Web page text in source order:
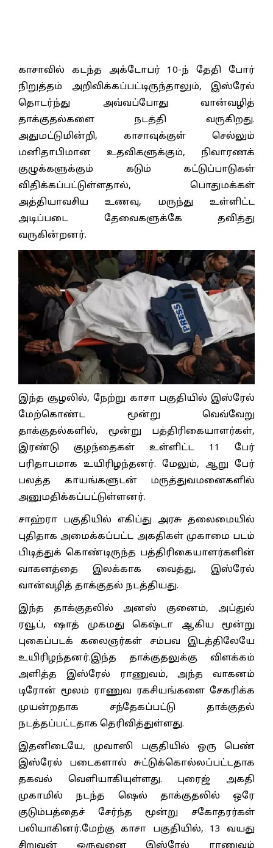
காசாவில் கடந்த அக்டோபர் 10-ந் தேதி போர்
நிறுத்தம் அறிவிக்கப்பட்டிருந்தாலும், இஸ்ரேல்
தொடர்ந்து அவ்வப்போது வான்வழித்
தாக்குதல்களை நடத்தி வருகிறது.
அதுமட்டுமின்றி, காசாவுக்குள் செல்லும்
மனிதாபிமான உதவிகளுக்கும், நிவாரணக்
குழுக்களுக்கும் கடும் கட்டுப்பாடுகள்
விதிக்கப்பட்டுள்ளதால், பொதுமக்கள்
அத்தியாவசிய உணவு, மருந்து உள்ளிட்ட
அடிப்படை தேவைகளுக்கே தவித்து
வருகின்றனர்.
இந்த சூழலில், நேற்று காசா பகுதியில் இஸ்ரேல்
மேற்கொண்ட மூன்று வெவ்வேறு
தாக்குதல்களில், மூன்று பத்திரிகையாளர்கள்,
இரண்டு குழந்தைகள் உள்ளிட்ட 11 பேர்
பரிதாபமாக உயிரிழந்தனர். மேலும், ஆறு பேர்
பலத்த காயங்களுடன் மருத்துவமனைகளில்
அனுமதிக்கப்பட்டுள்ளனர்.
சாஹ்ரா பகுதியில் எகிப்து அரசு தலைமையில்
புதிதாக அமைக்கப்பட்ட அகதிகள் முகாமை படம்
பிடித்துக் கொண்டிருந்த பத்திரிகையாளர்களின்
வாகனத்தை இலக்காக வைத்து, இஸ்ரேல்
வான்வழித் தாக்குதல் நடத்தியது.
இந்த தாக்குதலில் அனஸ் குனைம், அப்துல்
ரவூப், ஷாத் முகமது கெஷ்டா ஆகிய மூன்று
புகைப்படக் கலைஞர்கள் சம்பவ இடத்திலேயே
உயிரிழந்தனர்.இந்த தாக்குதலுக்கு விளக்கம்
அளித்த இஸ்ரேல் ராணுவம், அந்த வாகனம்
டிரோன் மூலம் ராணுவ ரகசியங்களை சேகரிக்க
முயன்றதாக சந்தேகப்பட்டு தாக்குதல்
நடத்தப்பட்டதாக தெரிவித்துள்ளது.
இதனிடையே, முவாஸி பகுதியில் ஒரு பெண்
இஸ்ரேல் படைகளால் சுட்டுக்கொல்லப்பட்டதாக
தகவல் வெளியாகியுள்ளது. புரைஜ் அகதி
முகாமில் நடந்த ஷெல் தாக்குதலில் ஒரே
குடும்பத்தைச் சேர்ந்த மூன்று சகோதரர்கள்
பலியாகினர்.மேற்கு காசா பகுதியில், 13 வயது